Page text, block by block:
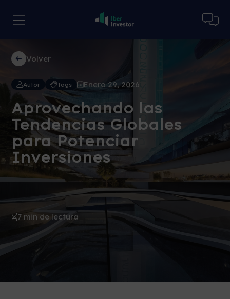
Volver
Autor Tags Enero 29, 2026
Aprovechando las
Tendencias Globales
para Potenciar
Inversiones
7 min de lectura